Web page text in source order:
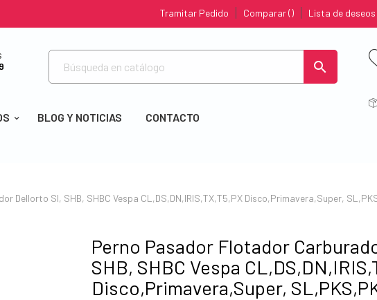
Lista de deseos
Comparar
Tramitar Pedido

BLOG Y NOTICIAS CONTACTO
Dellorto SI, SHB, SHBC Vespa CL,DS,DN,IRIS,TX,T5,PX Disco,Primavera,Super,
Perno Pasador Flotador
SHB, SHBC Vespa
Disco,Primavera,Super,